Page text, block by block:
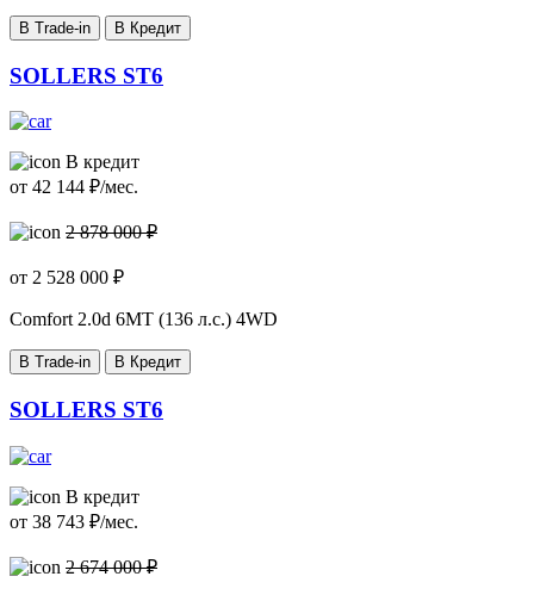
В Trade-in В Кредит
SOLLERS ST6
В кредит
от 42 144 ₽/мес.
2 878 000 ₽
от 2 528 000 ₽
Comfort 2.0d 6MT (136 л.с.) 4WD
В Trade-in В Кредит
SOLLERS ST6
В кредит
от 38 743 ₽/мес.
2 674 000 ₽